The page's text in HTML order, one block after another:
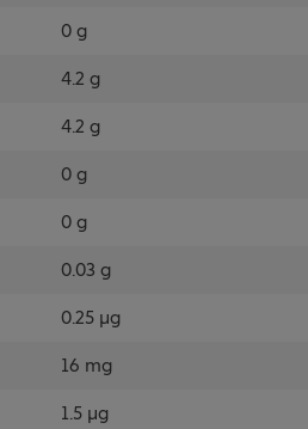
0 g
4.2 g
4.2 g
0 g
0 g
0.03 g
0.25 µg
16 mg
1.5 µg